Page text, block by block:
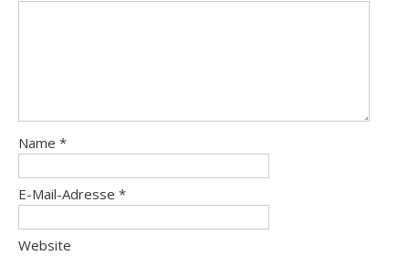
Name *
E-Mail-Adresse *
Website